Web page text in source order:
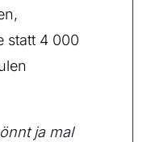
statt 4 000
ja mal